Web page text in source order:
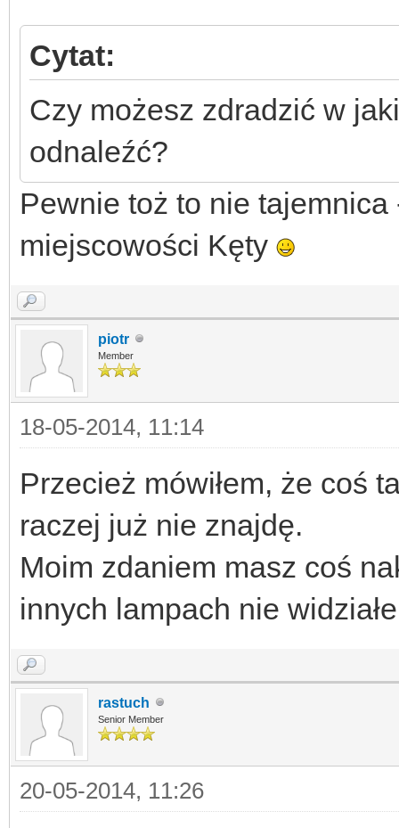
Cytat:
Czy możesz zdradzić w
odnaleźć?
Pewnie toż to nie
miejscowości Kęty
piotr
Member
18-05-2014, 11:14
Przecież mówiłem, że coś
raczej już nie znajdę.
Moim zdaniem masz coś
innych lampach nie
rastuch
Senior Member
20-05-2014, 11:26